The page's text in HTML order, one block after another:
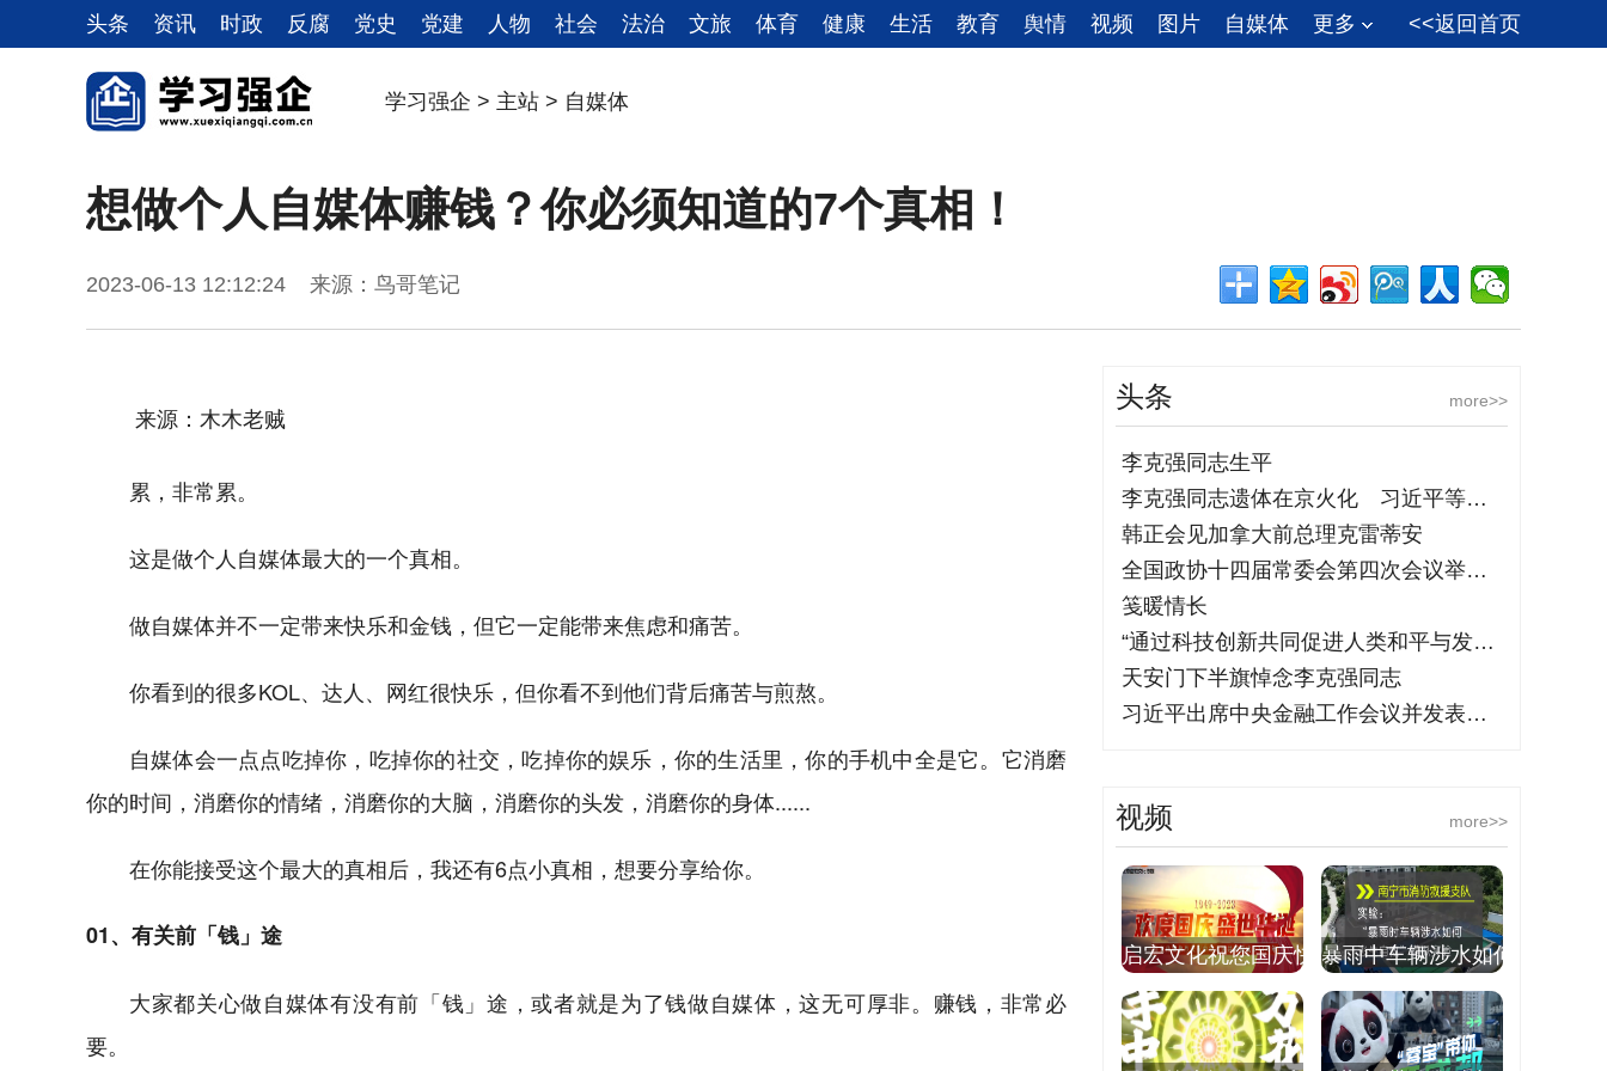
头条 资讯 时政 反腐 党史 党建 人物 社会 法治 文旅 体育 健康 生活 教育 舆情 视频 图片 自媒体 更多 <<返回首页
学习强企 > 主站 > 自媒体
想做个人自媒体赚钱？你必须知道的7个真相！
2023-06-13 12:12:24 来源：鸟哥笔记
来源：木木老贼
累，非常累。
这是做个人自媒体最大的一个真相。
做自媒体并不一定带来快乐和金钱，但它一定能带来焦虑和痛苦。
你看到的很多KOL、达人、网红很快乐，但你看不到他们背后痛苦与煎熬。
自媒体会一点点吃掉你，吃掉你的社交，吃掉你的娱乐，你的生活里，你的手机中全是它。它消磨
你的时间，消磨你的情绪，消磨你的大脑，消磨你的头发，消磨你的身体......
在你能接受这个最大的真相后，我还有6点小真相，想要分享给你。
01、有关前「钱」途
大家都关心做自媒体有没有前「钱」途，或者就是为了钱做自媒体，这无可厚非。赚钱，非常必
要。
more>>
头条
李克强同志生平
李克强同志遗体在京火化 习近平等到八宝
韩正会见加拿大前总理克雷蒂安
全国政协十四届常委会第四次会议举行全体
笺暖情长
“通过科技创新共同促进人类和平与发展事
天安门下半旗悼念李克强同志
习近平出席中央金融工作会议并发表重要讲
more>>
视频
启宏文化祝您国庆快 暴雨中车辆涉水如何